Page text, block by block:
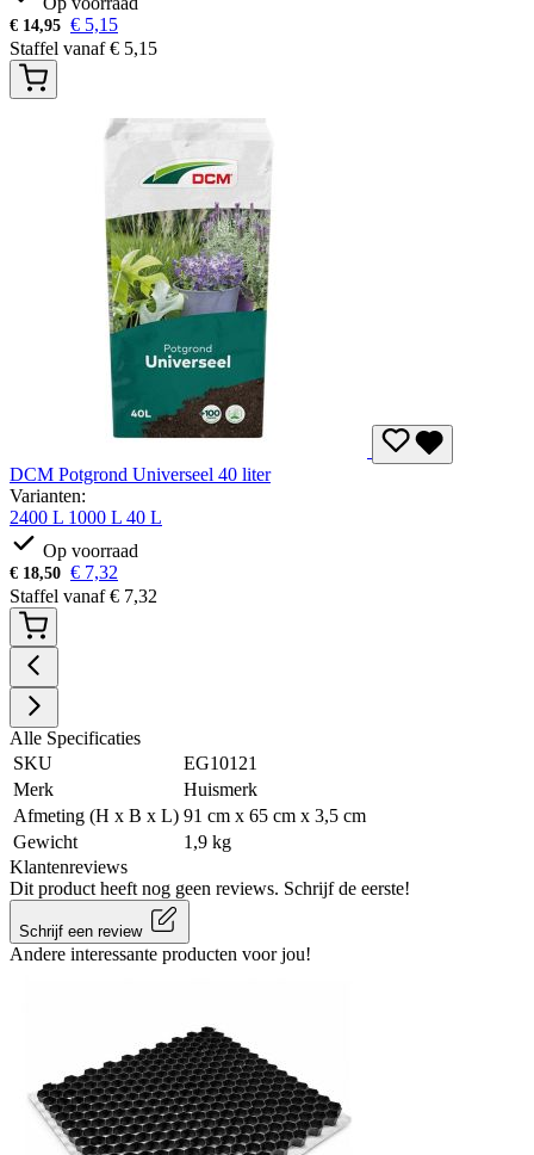
€ 14,95 € 5,15
Staffel vanaf€ 5,15
DCM Potgrond Universeel 40 liter
Varianten:
2400 L 1000 L 40 L
Op voorraad
€ 18,50 € 7,32
Staffel vanaf€ 7,32
Alle Specificaties
SKU
EG10121
Merk
Huismerk
Afmeting (H x B x L) 91 cm x 65 cm x 3,5 cm
Gewicht
1,9 kg
Klantenreviews
Dit product heeft nog geen reviews. Schrijf de eerste!
Schrijf een review
Andere interessante producten voor jou!